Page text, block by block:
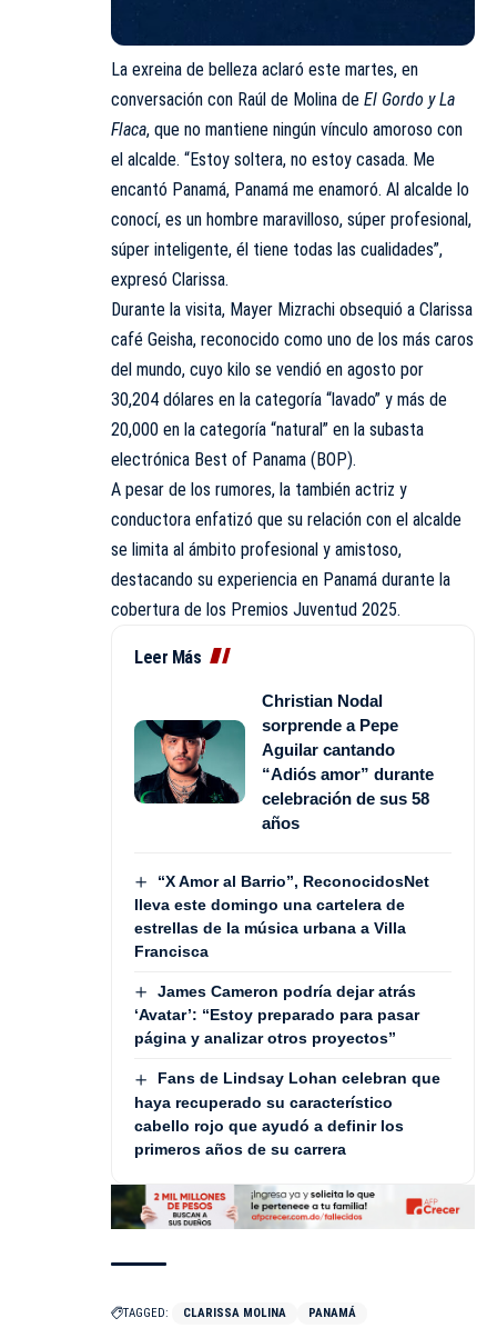
La exreina de belleza aclaró este martes, en
conversación con Raúl de Molina de El Gordo y La
Flaca, que no mantiene ningún vínculo amoroso con
el alcalde. “Estoy soltera, no estoy casada. Me
encantó Panamá, Panamá me enamoró. Al alcalde lo
conocí, es un hombre maravilloso, súper profesional,
súper inteligente, él tiene todas las cualidades”,
expresó Clarissa.
Durante la visita, Mayer Mizrachi obsequió a Clarissa
café Geisha, reconocido como uno de los más caros
del mundo, cuyo kilo se vendió en agosto por
30,204 dólares en la categoría “lavado” y más de
20,000 en la categoría “natural” en la subasta
electrónica Best of Panama (BOP).
A pesar de los rumores, la también actriz y
conductora enfatizó que su relación con el alcalde
se limita al ámbito profesional y amistoso,
destacando su experiencia en Panamá durante la
cobertura de los Premios Juventud 2025.
Leer Más
Christian Nodal
sorprende a Pepe
Aguilar cantando
“Adiós amor” durante
celebración de sus 58
años
“X Amor al Barrio”, ReconocidosNet
lleva este domingo una cartelera de
estrellas de la música urbana a Villa
Francisca
James Cameron podría dejar atrás
‘Avatar’: “Estoy preparado para pasar
página y analizar otros proyectos”
Fans de Lindsay Lohan celebran que
haya recuperado su característico
cabello rojo que ayudó a definir los
primeros años de su carrera
TAGGED: CLARISSA MOLINA PANAMÁ